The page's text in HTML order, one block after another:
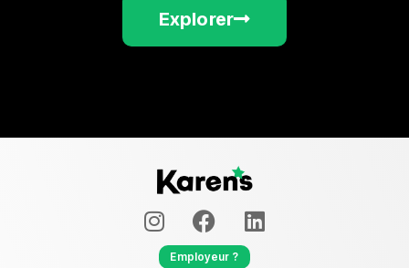
Explorer
Employeur ?